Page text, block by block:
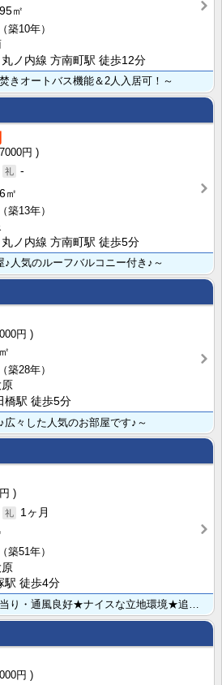
㎡
（築10年）
ノ内線 方南町駅 徒歩12分
きオートバス機能＆2人入居可！～
円
-
㎡
（築13年）
ノ内線 方南町駅 徒歩5分
♪人気のルーフバルコニー付き♪～
円
（築28年）
橋駅 徒歩5分
広々した人気のお部屋です♪～
1ヶ月
（築51年）
駅 徒歩4分
円